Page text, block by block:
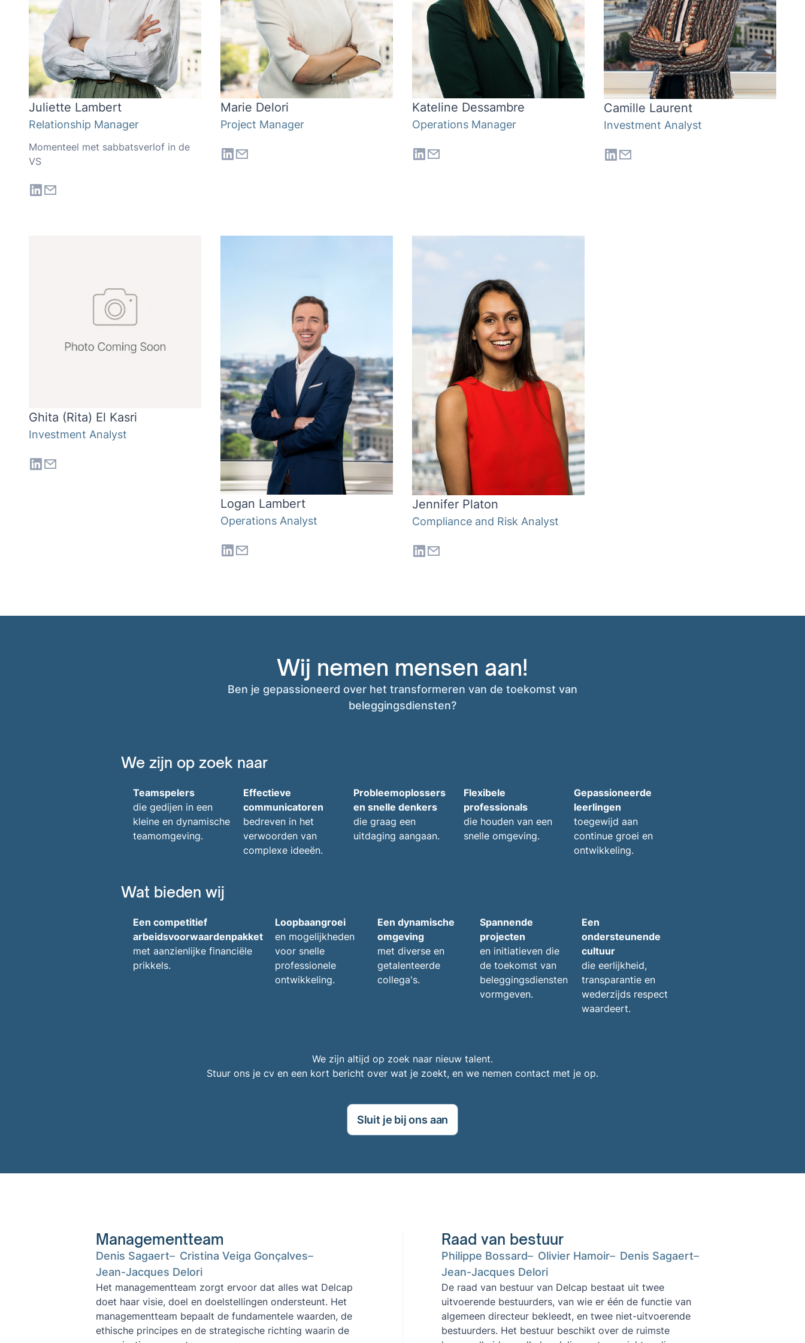
Juliette Lambert
Relationship Manager
Momenteel met sabbatsverlof in de
VS
Marie Delori
Project Manager
Kateline Dessambre
Operations Manager
Camille Laurent
Investment Analyst
Ghita (Rita) El Kasri
Investment Analyst
Logan Lambert
Operations Analyst
Jennifer Platon
Compliance and Risk Analyst
Wij nemen mensen aan!
Ben je gepassioneerd over het transformeren van de toekomst van
beleggingsdiensten?
We zijn op zoek naar
Teamspelers
die gedijen in een
kleine en dynamische
teamomgeving.
Effectieve
communicatoren
bedreven in het
verwoorden van
complexe ideeën.
Probleemoplossers
en snelle denkers
die graag een
uitdaging aangaan.
Flexibele
professionals
die houden van een
snelle omgeving.
Gepassioneerde
leerlingen
toegewijd aan
continue groei en
ontwikkeling.
Wat bieden wij
Een competitief
arbeidsvoorwaardenpakket
met aanzienlijke financiële
prikkels.
Loopbaangroei
en mogelijkheden
voor snelle
professionele
ontwikkeling.
Een dynamische
omgeving
met diverse en
getalenteerde
collega's.
Spannende
projecten
en initiatieven die
de toekomst van
beleggingsdiensten
vormgeven.
Een
ondersteunende
cultuur
die eerlijkheid,
transparantie en
wederzijds respect
waardeert.
We zijn altijd op zoek naar nieuw talent.
Stuur ons je cv en een kort bericht over wat je zoekt, en we nemen contact met je op.
Sluit je bij ons aan
Managementteam
Denis Sagaert
Cristina Veiga Gonçalves
Jean-Jacques Delori
Het managementteam zorgt ervoor dat alles wat Delcap
doet haar visie, doel en doelstellingen ondersteunt. Het
managementteam bepaalt de fundamentele waarden, de
ethische principes en de strategische richting waarin de
Raad van bestuur
Philippe Bossard Olivier Hamoir
Denis Sagaert
Jean-Jacques Delori
De raad van bestuur van Delcap bestaat uit twee
uitvoerende bestuurders, van wie er één de functie van
algemeen directeur bekleedt, en twee niet-uitvoerende
bestuurders. Het bestuur beschikt over de ruimste